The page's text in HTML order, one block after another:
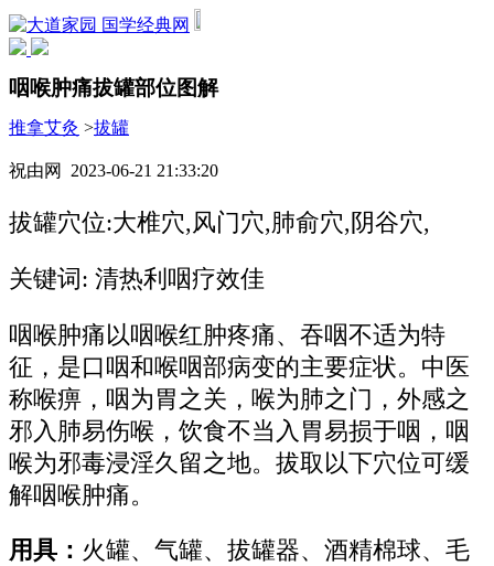
国学经典网
咽喉肿痛拔罐部位图解
推拿艾灸 >拔罐
祝由网 2023-06-21 21:33:20
拔罐穴位:大椎穴,风门穴,肺俞穴,阴谷穴,
关键词: 清热利咽疗效佳
咽喉肿痛以咽喉红肿疼痛、吞咽不适为特
征，是口咽和喉咽部病变的主要症状。中医
称喉痹，咽为胃之关，喉为肺之门，外感之
邪入肺易伤喉，饮食不当入胃易损于咽，咽
喉为邪毒浸淫久留之地。拔取以下穴位可缓
解咽喉肿痛。
用具： 火罐、气罐、拔罐器、酒精棉球、毛